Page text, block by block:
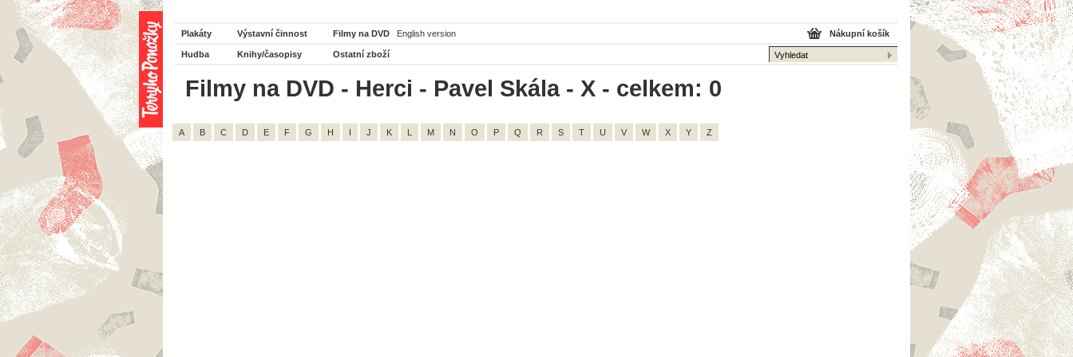
Plakáty Výstavní činnost Filmy na DVD English version
Hudba Knihy/časopisy Ostatní zboží
Nákupní košík
Filmy na DVD - Herci - Pavel Skála - X - celkem: 0
A B C D E F G H I J K L M N O P Q R S T U V W X Y Z